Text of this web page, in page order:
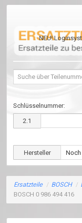
NEU!
Schlüsselnummer:
2.1
Hersteller
Ersatzteile / BOSCH /
BOSCH 0 986 494 416